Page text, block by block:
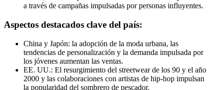
a través de campañas impulsadas por personas influyentes.
Aspectos destacados clave del país:
China y Japón: la adopción de la moda urbana, las
tendencias de personalización y la demanda impulsada por
los jóvenes aumentan las ventas.
EE. UU.: El resurgimiento del streetwear de los 90 y el año
2000 y las colaboraciones con artistas de hip-hop impulsan
la popularidad del sombrero de pescador.